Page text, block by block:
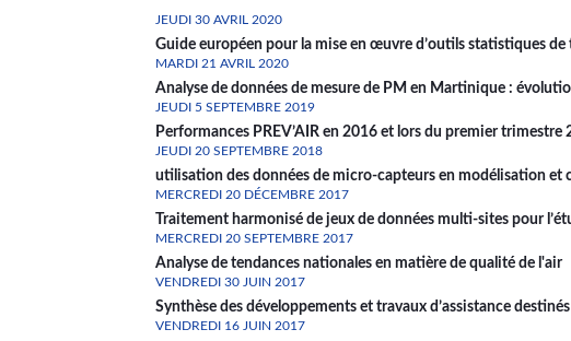
JEUDI 30 AVRIL 2020
Guide européen pour la mise en œuvre d’outils statistiques
MARDI 21 AVRIL 2020
Analyse de données de mesure de PM en Martinique :
JEUDI 5 SEPTEMBRE 2019
Performances PREV’AIR en 2016 et lors du premier trimestre
JEUDI 20 SEPTEMBRE 2018
utilisation des données de micro-capteurs en modélisation et
MERCREDI 20 DÉCEMBRE 2017
Traitement harmonisé de jeux de données multi-sites pour
MERCREDI 20 SEPTEMBRE 2017
Analyse de tendances nationales en matière de qualité de l'air
VENDREDI 30 JUIN 2017
Synthèse des développements et travaux d’assistance
VENDREDI 16 JUIN 2017